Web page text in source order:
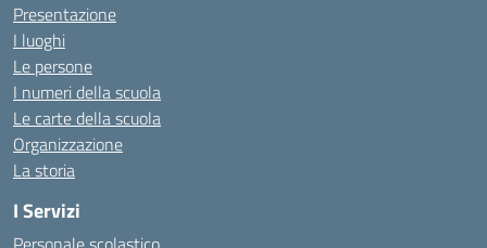
Presentazione
I luoghi
Le persone
I numeri della scuola
Le carte della scuola
Organizzazione
La storia
I Servizi